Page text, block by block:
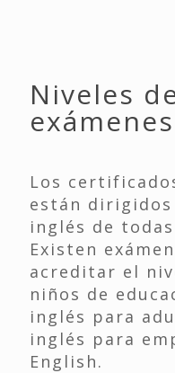
Niveles
Los
están
inglés de
Existen
acreditar el
niños de
inglés para
inglés para
English.